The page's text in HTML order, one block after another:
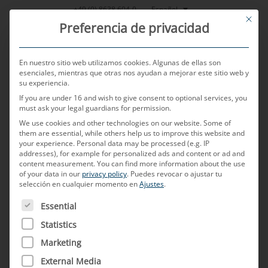
Saltar
+49 (0) 8638 604-0 Español
¡Convertimos la
conducción
autónoma en
realidad!
This
Preferencia de privacidad
En nuestro sitio web utilizamos cookies. Algunas de ellas son
esenciales, mientras que otras nos ayudan a mejorar este sitio web y
su experiencia.
If you are under 16 and wish to give consent to optional services, you
must ask your legal guardians for permission.
We use cookies and other technologies on our website. Some of
them are essential, while others help us to improve this website and
your experience. Personal data may be processed (e.g. IP
addresses), for example for personalized ads and content or ad and
content measurement.You can find more information about the use
of your data in our privacy policy. Puedes revocar o ajustar tu
selección en cualquier momento enAjustes.
A CONTINUACIÓN FIGURA UNA LISTA DE LOS GRUPOS
Essential
Statistics
Marketing
External Media